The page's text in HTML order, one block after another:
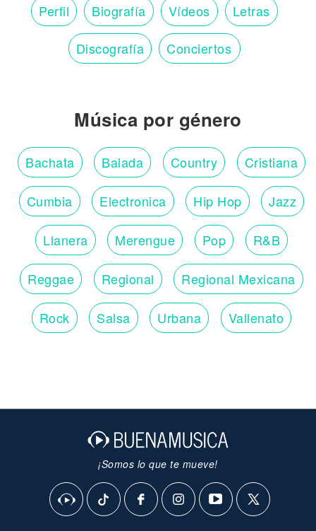
Perfil Biografía Vídeos Letras
Discografía Conciertos
Música por género
Bachata Balada Country Cristiana
Cumbia Electronica Hip Hop Jazz
Llanera Merengue Pop R&B
Reggae Regional Regional Mexicana
Rock Salsa Urbana Vallenato
¡Somos lo que te mueve!